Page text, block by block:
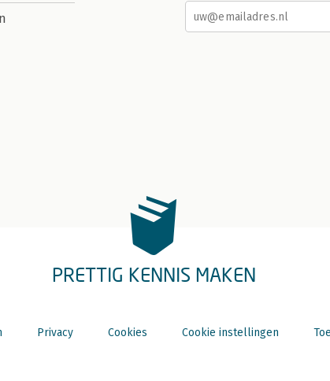
PRETTIG KENNIS MAKEN
Privacy Cookies Cookie instellingen